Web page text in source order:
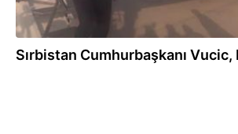
Sırbistan Cumhurbaşkanı Vucic,